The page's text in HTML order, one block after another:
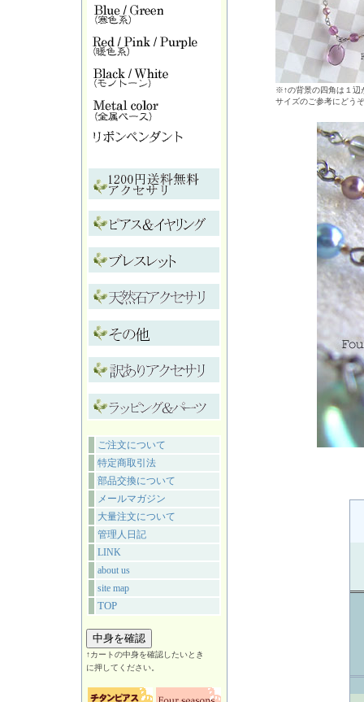
ご注文について
特定商取引法
部品交換について
メールマガジン
大量注文について
管理人日記
LINK
about us
site map
TOP
↑カートの中身を確認したいとき
に押してください。
※↑の背景の四角は１辺
サイズのご参考にどう